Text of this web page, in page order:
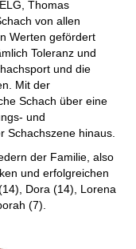
Thomas
von allen
Werten gefördert
Toleranz und
und die
Mit der
Schach über eine
und
Schachszene hinaus.
der Familie, also
und erfolgreichen
Dora (14), Lorena
(7).